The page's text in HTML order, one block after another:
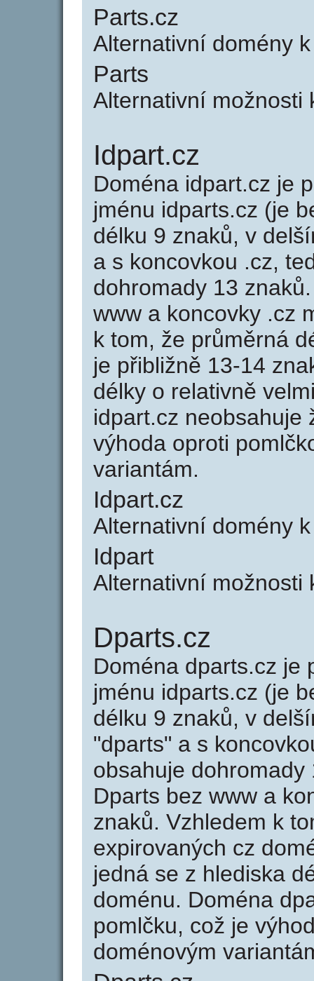
Parts.cz
Alternativní domény
Parts
Alternativní
Idpart.cz
Doména idpart.cz je
jménu idparts.cz (je
délku 9 znaků, v
a s koncovkou .cz,
dohromady 13
www a koncovky .cz
k tom, že průměrná
je přibližně 13-14
délky o relativně
idpart.cz neobsahuje
výhoda oproti
variantám.
Idpart.cz
Alternativní domény
Idpart
Alternativní možnosti
Dparts.cz
Doména dparts.cz je
jménu idparts.cz (je
délku 9 znaků, v
"dparts" a s
obsahuje
Dparts bez www a
znaků. Vzhledem k
expirovaných cz
jedná se z hlediska
doménu. Doména
pomlčku, což je
doménovým